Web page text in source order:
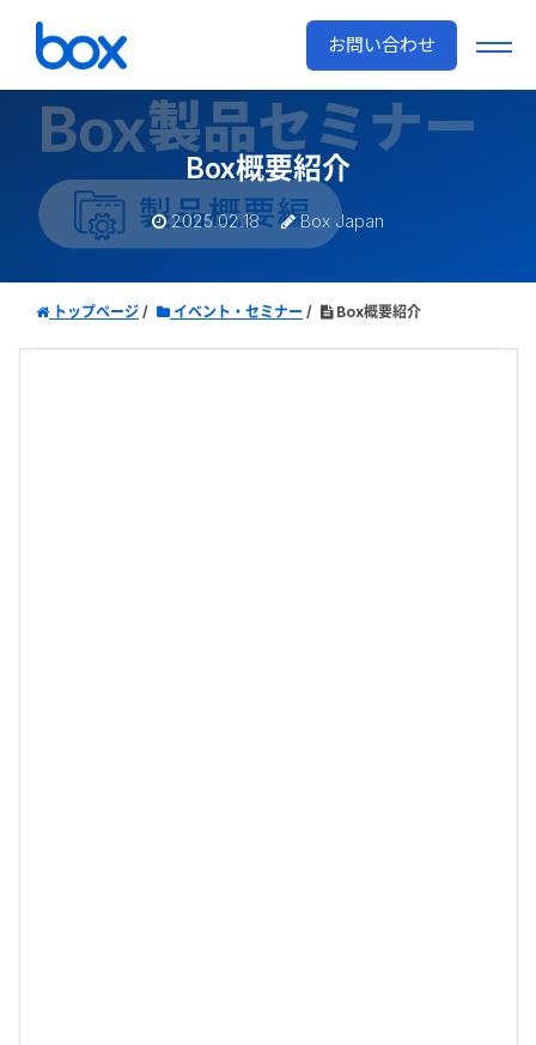
お問い合わせ
Box概要紹介
2025.02.18 Box Japan
トップページ イベント・セミナー Box概要紹介